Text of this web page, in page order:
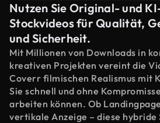
Nutzen Sie Original- und
Stockvideos für Qualität,
und Sicherheit.
Mit Millionen von Downloads in
kreativen Projekten vereint die
Coverr filmischen Realismus mit
Sie schnell und ohne
arbeiten können. Ob
vertikale Anzeige – diese hybride